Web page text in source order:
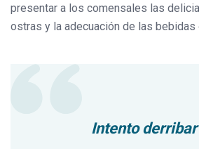
presentar a los comensales las
ostras y la adecuación de las bebidas
Intento